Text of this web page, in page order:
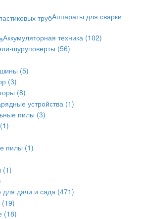
Аппараты для сварки
Аккумуляторная техника (102)
шуруповерты (56)
(5)
(3)
(8)
устройства (1)
пилы (3)
(1)
пилы (1)
(1)
для дачи и сада (471)
(19)
(18)